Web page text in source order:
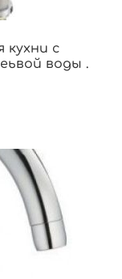
кухни с
воды .